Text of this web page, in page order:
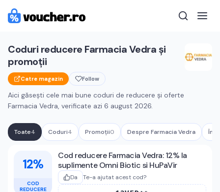
Coduri reducere Farmacia Vedra și
promoții
Catre magazin Follow
Aici găsești cele mai bune coduri de reducere și oferte
Farmacia Vedra, verificate azi 6 august 2026.
Toate4 Coduri4 Promoții0 Despre Farmacia Vedra
Cupoane activeFarmacia Vedra
12%
COD
REDUCERE
Cod reducere Farmacia Vedra: 12% la
suplimente Omni Biotic si HuPaVir
Da Te-a ajutat acest cod?